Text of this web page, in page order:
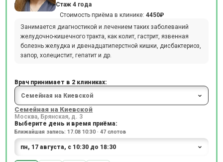
Стаж 4 года
Стоимость приёма в клинике: 4450₽
Занимается диагностикой и лечением таких заболеваний
желудочно-кишечного тракта, как колит, гастрит, язвенная
болезнь желудка и двенадцатиперстной кишки, дисбактериоз,
запор, холецистит, гепатит и др.
Врач принимает в 2 клиниках:
Семейная на Киевской
Москва, Брянская, д. 3
Выберите день и время приёма:
Ближайшая запись: 17.08 10:30 · 47 слотов